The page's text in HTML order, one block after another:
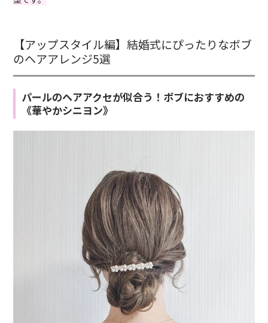
【アップスタイル編】結婚式にぴったりなボブ
のヘアアレンジ5選
パールのヘアアクセが似合う！ボブにおすすめの
《華やかシニヨン》